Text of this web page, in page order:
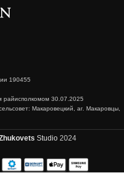
190455
райисполкомом 30.07.2025
Макаровецкий, аг. Макаровцы,
Studio 2024